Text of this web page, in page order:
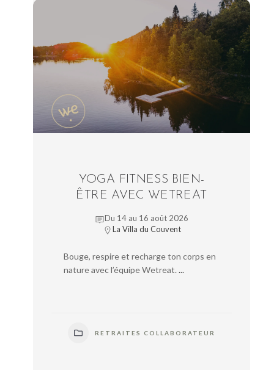
YOGA FITNESS BIEN-
ÊTRE AVEC WETREAT
Du 14 au 16 août 2026
La Villa du Couvent
Bouge, respire et recharge ton corps en
nature avec l’équipe Wetreat. ...
RETRAITES COLLABORATEUR